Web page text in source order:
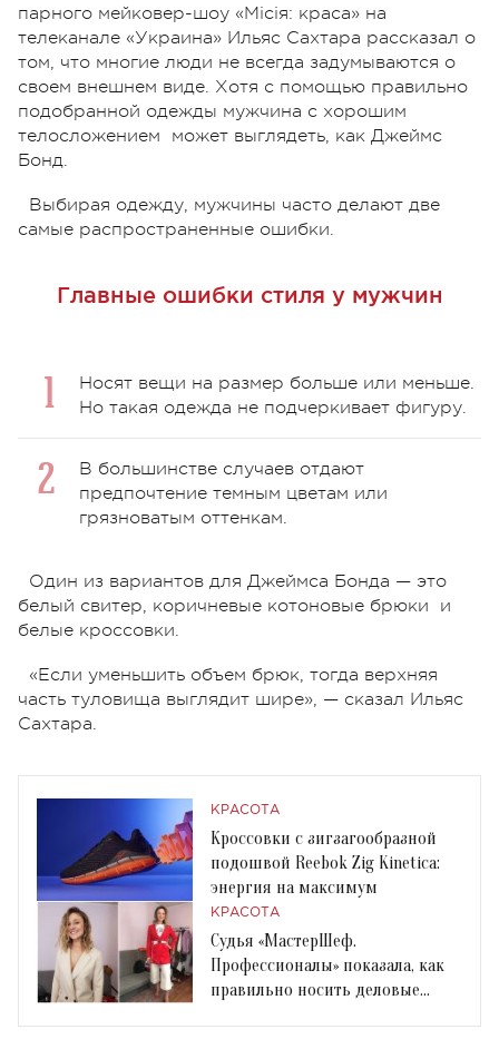
парного мейковер-шоу «Місія: краса» на
телеканале «Украина» Ильяс Сахтара рассказал о
том, что многие люди не всегда задумываются о
своем внешнем виде. Хотя с помощью правильно
подобранной одежды мужчина с хорошим
телосложением может выглядеть, как Джеймс
Бонд.
Выбирая одежду, мужчины часто делают две
самые распространенные ошибки.
Главные ошибки стиля у мужчин
Носят вещи на размер больше или меньше.
Но такая одежда не подчеркивает фигуру.
В большинстве случаев отдают
предпочтение темным цветам или
грязноватым оттенкам.
Один из вариантов для Джеймса Бонда — это
белый свитер, коричневые котоновые брюки и
белые кроссовки.
«Если уменьшить объем брюк, тогда верхняя
часть туловища выглядит шире», — сказал Ильяс
Сахтара.
КРАСОТА
Кроссовки с зигзагообразной
подошвой Reebok Zig Kinetica:
энергия на максимум
КРАСОТА
Судья «МастерШеф.
Профессионалы» показала, как
правильно носить деловые